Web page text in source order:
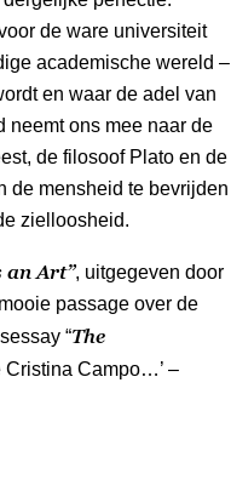
de ware universiteit
academische wereld –
en waar de adel van
neemt ons mee naar de
de filosoof Plato en de
de mensheid te bevrijden
zielloosheid.
an Art”, uitgegeven door
passage over de
“The
Cristina Campo…’ –